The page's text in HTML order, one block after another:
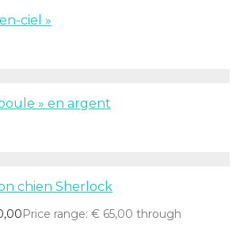
ciel »
» en argent
chien Sherlock
Price range: € 65,00 through